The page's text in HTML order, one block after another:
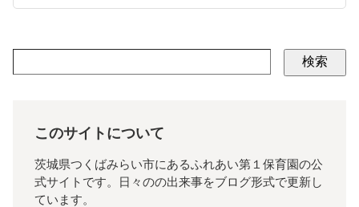
検索
このサイトについて
茨城県つくばみらい市にあるふれあい第１保育園の公
式サイトです。日々のの出来事をブログ形式で更新し
ています。